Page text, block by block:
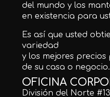
del mundo y los
en existencia para
Es así que usted
variedad
y los mejores
de su casa o negocio.
OFICINA
División del Norte